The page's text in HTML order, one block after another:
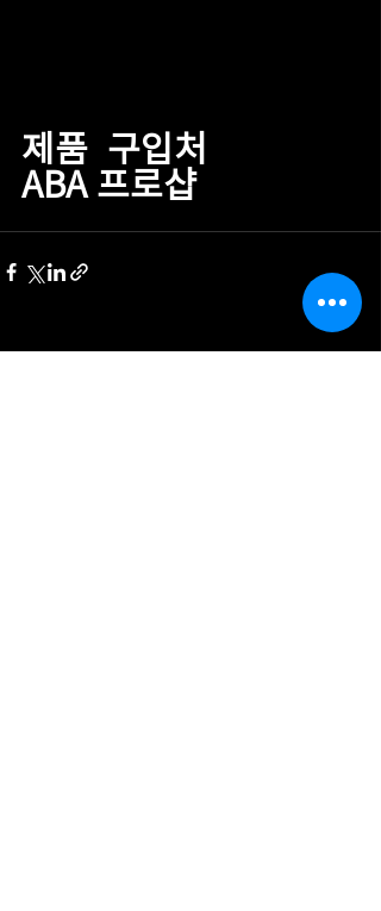
제품  구입처
ABA 프로샵
최근 게시물 전체 보기